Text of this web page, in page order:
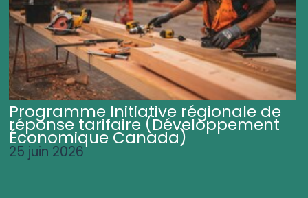
Programme Initiative régionale de
réponse tarifaire (Développement
Économique Canada)
25 juin 2026